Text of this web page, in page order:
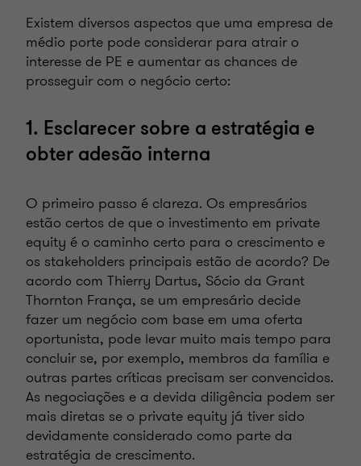
Existem diversos aspectos que uma empresa de
médio porte pode considerar para atrair o
interesse de PE e aumentar as chances de
prosseguir com o negócio certo:
1. Esclarecer sobre a estratégia e
obter adesão interna
O primeiro passo é clareza. Os empresários
estão certos de que o investimento em private
equity é o caminho certo para o crescimento e
os stakeholders principais estão de acordo? De
acordo com Thierry Dartus, Sócio da Grant
Thornton França, se um empresário decide
fazer um negócio com base em uma oferta
oportunista, pode levar muito mais tempo para
concluir se, por exemplo, membros da família e
outras partes críticas precisam ser convencidos.
As negociações e a devida diligência podem ser
mais diretas se o private equity já tiver sido
devidamente considerado como parte da
estratégia de crescimento.